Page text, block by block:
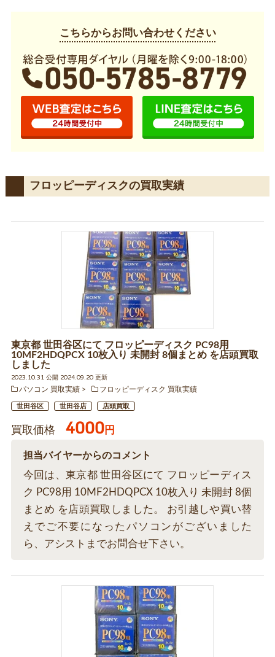
こちらからお問い合わせください
フロッピーディスクの買取実績
東京都 世田谷区にて フロッピーディスク PC98用
10MF2HDQPCX 10枚入り 未開封 8個まとめ を店頭買取
しました
2023.10.31 公開 2024.09.20 更新
パソコン 買取実績
フロッピーディスク 買取実績
世田谷区 世田谷店 店頭買取
買取価格 4000円
担当バイヤーからのコメント
今回は、東京都 世田谷区にて フロッピーディス
ク PC98用 10MF2HDQPCX 10枚入り 未開封 8個
まとめ を店頭買取しました。 お引越しや買い替
えでご不要になったパソコンがございました
ら、アシストまでお問合せ下さい。